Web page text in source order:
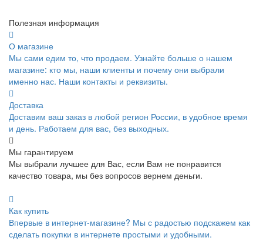
Полезная информация
О магазине
Мы сами едим то, что продаем. Узнайте больше о нашем
магазине: кто мы, наши клиенты и почему они выбрали
именно нас. Наши контакты и реквизиты.
Доставка
Доставим ваш заказ в любой регион России, в удобное время
и день. Работаем для вас, без выходных.
Мы гарантируем
Мы выбрали лучшее для Вас, если Вам не понравится
качество товара, мы без вопросов вернем деньги.
Как купить
Впервые в интернет-магазине? Мы с радостью подскажем как
сделать покупки в интернете простыми и удобными.